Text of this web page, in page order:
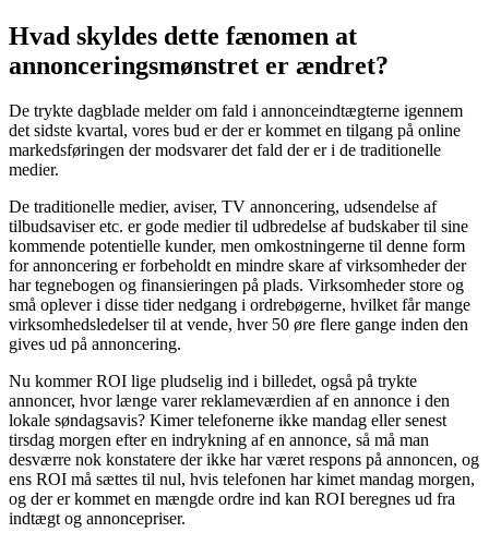
Hvad skyldes dette fænomen at
annonceringsmønstret er ændret?
De trykte dagblade melder om fald i annonceindtægterne igennem
det sidste kvartal, vores bud er der er kommet en tilgang på online
markedsføringen der modsvarer det fald der er i de traditionelle
medier.
De traditionelle medier, aviser, TV annoncering, udsendelse af
tilbudsaviser etc. er gode medier til udbredelse af budskaber til sine
kommende potentielle kunder, men omkostningerne til denne form
for annoncering er forbeholdt en mindre skare af virksomheder der
har tegnebogen og finansieringen på plads. Virksomheder store og
små oplever i disse tider nedgang i ordrebøgerne, hvilket får mange
virksomhedsledelser til at vende, hver 50 øre flere gange inden den
gives ud på annoncering.
Nu kommer ROI lige pludselig ind i billedet, også på trykte
annoncer, hvor længe varer reklameværdien af en annonce i den
lokale søndagsavis? Kimer telefonerne ikke mandag eller senest
tirsdag morgen efter en indrykning af en annonce, så må man
desværre nok konstatere der ikke har været respons på annoncen, og
ens ROI må sættes til nul, hvis telefonen har kimet mandag morgen,
og der er kommet en mængde ordre ind kan ROI beregnes ud fra
indtægt og annoncepriser.